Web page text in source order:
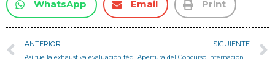
WhatsApp Email Print
ANTERIOR SIGUIENTE